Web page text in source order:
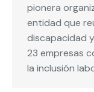
pionera
entidad que
discapacidad
23 empresas
la inclusión